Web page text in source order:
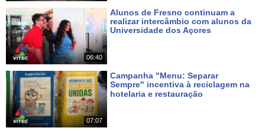
06:40
Alunos de Fresno continuam a
realizar intercâmbio com alunos da
Universidade dos Açores
07:07
Campanha "Menu: Separar
Sempre" incentiva à reciclagem na
hotelaria e restauração